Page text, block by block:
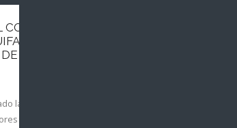
LA
POR
MOROSOS A
la multa de
agencias